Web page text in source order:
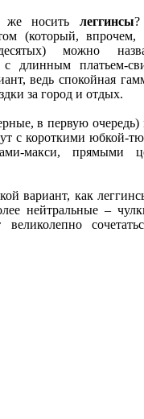
носить леггинсы?
(который, впрочем,
можно
с длинным платьем-
ведь спокойная
за город и отдых.
в первую
с короткими юбкой-
макси, прямыми
вариант, как
нейтральные –
великолепно